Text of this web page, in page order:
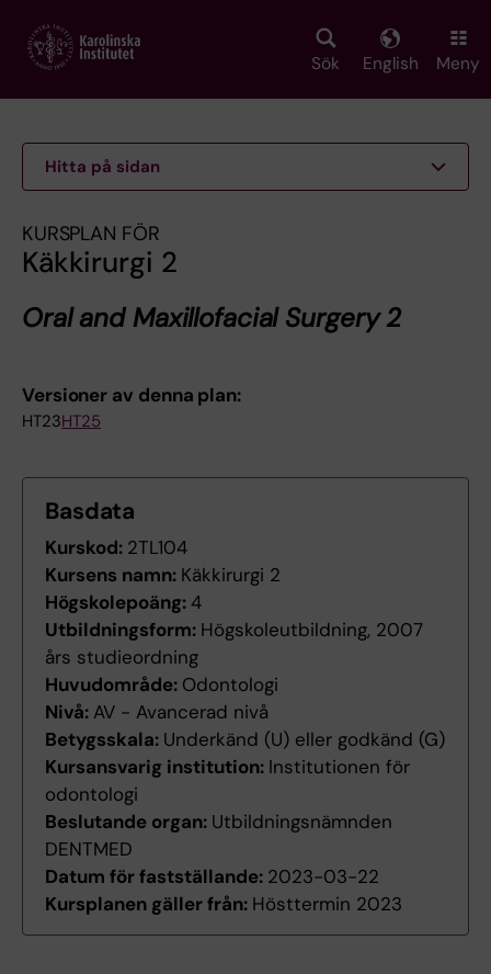
main
Sök English Meny
Hitta på sidan
KURSPLAN FÖR
Käkkirurgi 2
Oral and Maxillofacial Surgery 2
Versioner av denna plan:
HT23HT25
Basdata
Kurskod: 2TL104
Kursens namn: Käkkirurgi 2
Högskolepoäng:4
Utbildningsform: Högskoleutbildning, 2007
års studieordning
Huvudområde: Odontologi
Nivå: AV - Avancerad nivå
Betygsskala: Underkänd (U) eller godkänd (G)
Kursansvarig institution: Institutionen för
odontologi
Beslutande organ: Utbildningsnämnden
DENTMED
Datum för fastställande: 2023-03-22
Kursplanen gäller från: Hösttermin 2023